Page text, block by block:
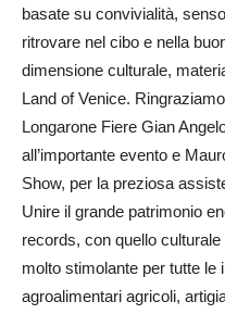
basate su convivialità,
ritrovare nel cibo e nella
dimensione culturale,
Land of Venice.
Longarone Fiere Gian
all’importante evento e
Show, per la preziosa
Unire il grande patrimonio
records, con quello
molto stimolante per tutte le
agroalimentari agricoli,